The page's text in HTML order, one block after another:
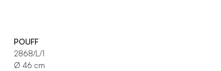
POUFF
2868/L/1
Ø 46 cm